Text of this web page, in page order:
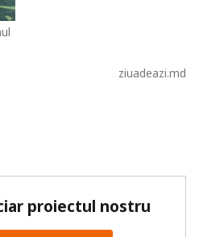
ziuadeazi.md
proiectul nostru